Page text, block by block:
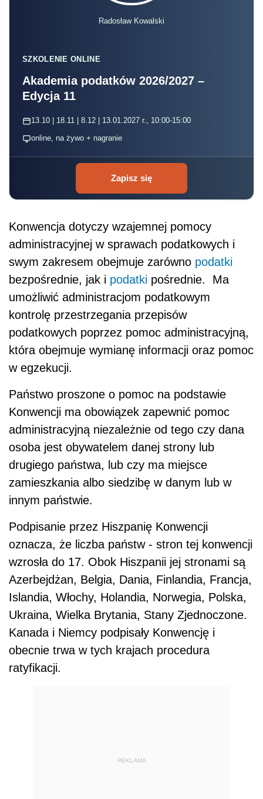
Radosław Kowalski
SZKOLENIE ONLINE
Akademia podatków 2026/2027 –
Edycja 11
13.10 | 18.11 | 8.12 | 13.01.2027 r., 10:00-15:00
online, na żywo + nagranie
Zapisz się
Konwencja dotyczy wzajemnej pomocy
administracyjnej w sprawach podatkowych i
swym zakresem obejmuje zarówno podatki
bezpośrednie, jak i podatki pośrednie. Ma
umożliwić administracjom podatkowym
kontrolę przestrzegania przepisów
podatkowych poprzez pomoc administracyjną,
która obejmuje wymianę informacji oraz pomoc
w egzekucji.
Państwo proszone o pomoc na podstawie
Konwencji ma obowiązek zapewnić pomoc
administracyjną niezależnie od tego czy dana
osoba jest obywatelem danej strony lub
drugiego państwa, lub czy ma miejsce
zamieszkania albo siedzibę w danym lub w
innym państwie.
Podpisanie przez Hiszpanię Konwencji
oznacza, że liczba państw - stron tej konwencji
wzrosła do 17. Obok Hiszpanii jej stronami są
Azerbejdżan, Belgia, Dania, Finlandia, Francja,
Islandia, Włochy, Holandia, Norwegia, Polska,
Ukraina, Wielka Brytania, Stany Zjednoczone.
Kanada i Niemcy podpisały Konwencję i
obecnie trwa w tych krajach procedura
ratyfikacji.
REKLAMA